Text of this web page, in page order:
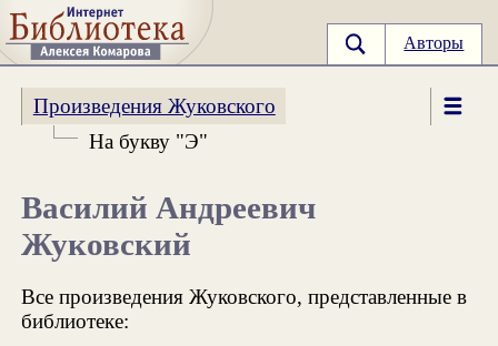
Авторы
Произведения Жуковского
На букву "Э"
Василий Андреевич
Жуковский
Все произведения Жуковского, представленные в
библиотеке: